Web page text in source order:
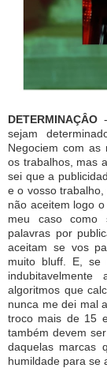
DETERMINAÇÂO
sejam
Negociem com as
os trabalhos, mas
sei que a
e o vosso trabalho,
não aceitem logo
meu caso como
palavras por
aceitam se vos
muito bluff. E, se
algoritmos que
nunca me dei mal
troco mais de 15
também devem
daquelas marcas
humildade para se